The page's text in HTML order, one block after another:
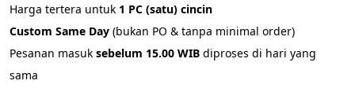
Harga tertera untuk 1 PC (satu) cincin
Custom Same Day (bukan PO & tanpa minimal order)
Pesanan masuk sebelum 15.00 WIB diproses di hari yang
sama